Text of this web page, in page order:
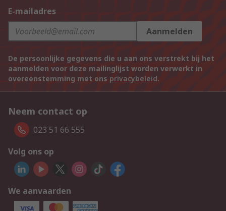
E-mailadres
Aanmelden
De persoonlijke gegevens die u aan ons verstrekt bij het
aanmelden voor deze mailinglijst worden verwerkt in
overeenstemming met ons privacybeleid.
Neem contact op
023 51 66 555
Volg ons op
We aanvaarden